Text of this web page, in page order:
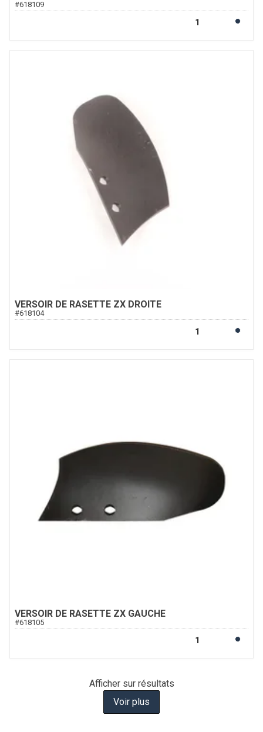
#618109
VERSOIR DE RASETTE ZX DROITE
#618104
VERSOIR DE RASETTE ZX GAUCHE
#618105
Afficher sur résultats
Voir plus